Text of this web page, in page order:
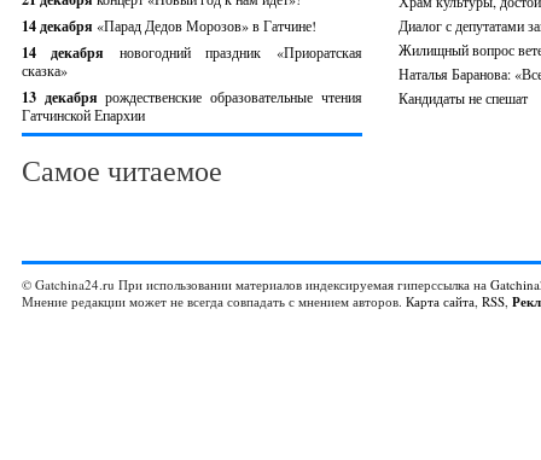
14 декабря «Парад Дедов Морозов» в Гатчине!
14 декабря новогодний праздник «Приоратская
сказка»
13 декабрярождественские образовательные чтения
Гатчинской Епархии
Самое читаемое
Диалог с депутатами
Жилищный вопрос
Наталья Баранова:
Кандидаты не спешат
© Gatchina24.ru При использовании материалов индексируемая гиперссылка на
Мнение редакции может не всегда совпадать с мнением авторов. Карта сайта, RSS,